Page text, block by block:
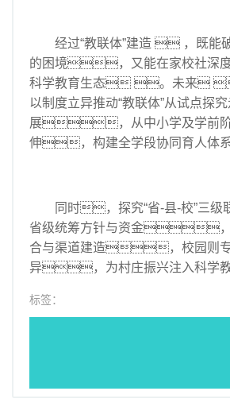
经过“教联体”建造  ，既能
的困境，又能在家校社深度
科学教育生态 。未来
以制度立异推动“教联体”从试点探
展，从中小学及学前阶
伸，构建全学段协同育人体
同时，探究“省-县-校”三级
省级统筹方针与资金，
合与渠道建造，校园则专
异，为村庄振兴注入科学
标签：